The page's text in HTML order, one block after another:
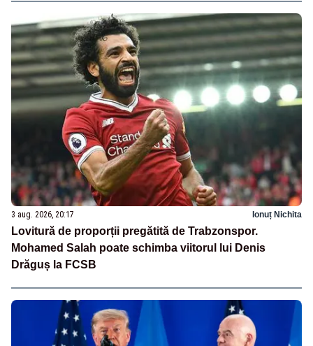
3 aug. 2026, 20:17 Ionuț Nichita
Lovitură de proporții pregătită de Trabzonspor.
Mohamed Salah poate schimba viitorul lui Denis
Drăguș la FCSB